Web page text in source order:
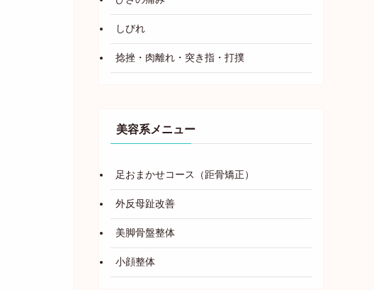
しびれ
捻挫・肉離れ・突き指・打撲
美容系メニュー
足おまかせコース（距骨矯正）
外反母趾改善
美脚骨盤整体
小顔整体